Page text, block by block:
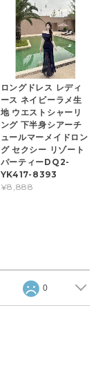
ロングドレス レディ
ース ネイビーラメ生
地 ウエストシャーリ
ング 下半身シアーチ
ュールマーメイドロン
グ セクシー リゾート
パーティーDQ2-
YK417-8393
¥8,888
0